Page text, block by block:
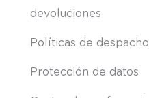
devoluciones
Políticas de despacho
Protección de datos